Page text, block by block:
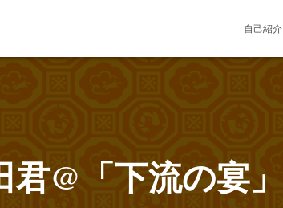
自己紹介
君@「下流の宴」